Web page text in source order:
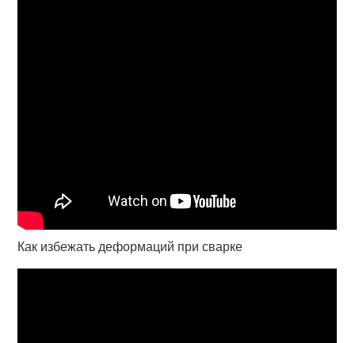
Как избежать деформаций при сварке